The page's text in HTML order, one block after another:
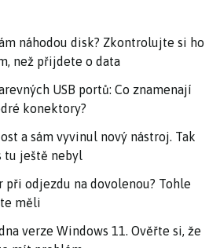
náhodou disk? Zkontrolujte si ho
než přijdete o data
USB portů: Co znamenají
konektory?
a sám vyvinul nový nástroj. Tak
tu ještě nebyl
odjezdu na dovolenou? Tohle
měli
verze Windows 11. Ověřte si, že